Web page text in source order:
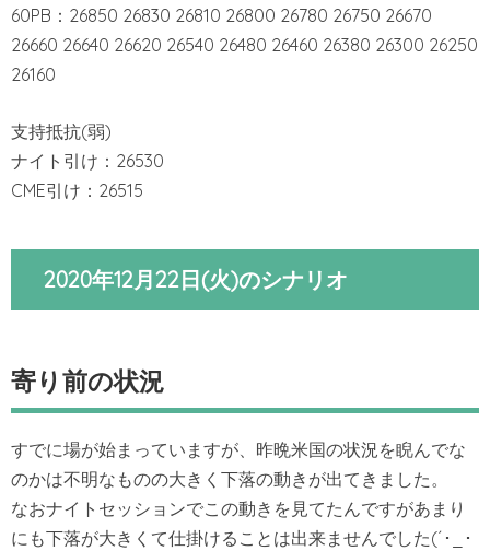
60PB：26850 26830 26810 26800 26780 26750 26670
26660 26640 26620 26540 26480 26460 26380 26300 26250
26160
支持抵抗(弱)
ナイト引け：26530
CME引け：26515
2020年12月22日(火)のシナリオ
寄り前の状況
すでに場が始まっていますが、昨晩米国の状況を睨んでな
のかは不明なものの大きく下落の動きが出てきました。
なおナイトセッションでこの動きを見てたんですがあまり
にも下落が大きくて仕掛けることは出来ませんでした(´･_･